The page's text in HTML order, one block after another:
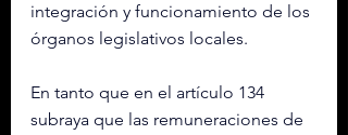
integración y funcionamiento de los
órganos legislativos locales.
En tanto que en el artículo 134
subraya que las remuneraciones de